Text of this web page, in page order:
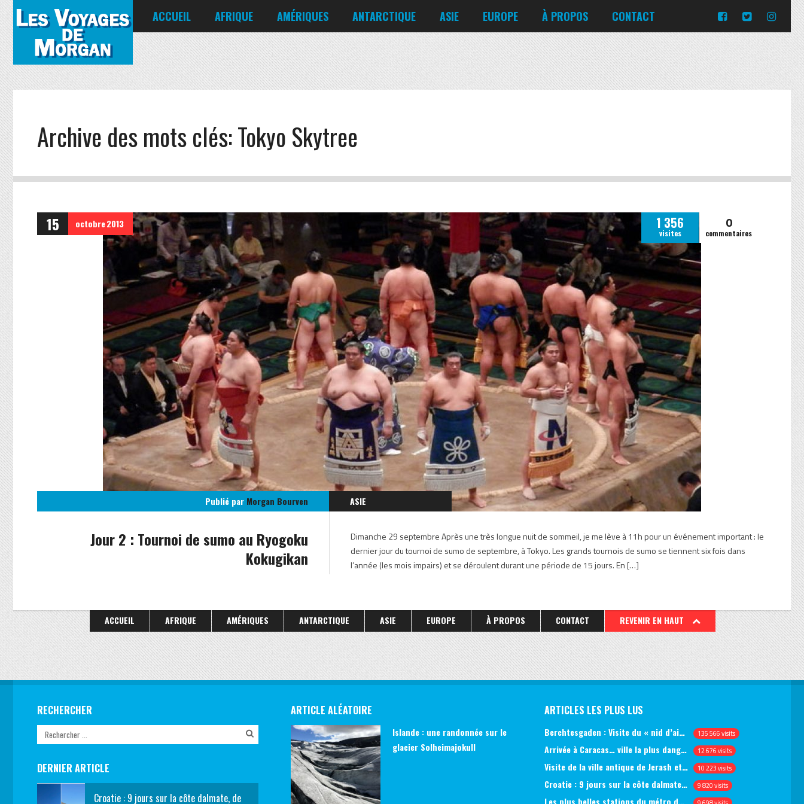
ACCUEIL AFRIQUE
Égypte
Kenya
AMÉRIQUES
Canada
Chili
États-Unis
Mexique
Nicaragua
ANTARCTIQUE ASIE
Bahreïn
Bangladesh
Corée du Sud
Emirats Arabes Unis
Japon
EUROPE
Allemagne
Biélorussie
Islande
Italie
Lituanie
Portugal
Ukraine
République tchèque
À PROPOS CONTACT
Turquie
Irlande
Moldavie
Norvège
Pologne
Russie
Slovaquie
Slovénie
Archive des mots clés:Tokyo Skytree
15 octobre2013 1 356
visites
0
commentaires
Publié par Morgan Bourven
ASIE
JAPON OCTOBRE 2013
Jour 2 : Tournoi de sumo au Ryogoku
Kokugikan
Dimanche 29 septembre Après une très longue nuit de sommeil, je me lève à 11h pour un événement important : le
dernier jour du tournoi de sumo de septembre, à Tokyo. Les grands tournois de sumo se tiennent six fois dans
l’année (les mois impairs) et se déroulent durant une période de 15 jours. En […]
ACCUEIL AFRIQUE AMÉRIQUES ANTARCTIQUE ASIE EUROPE À PROPOS CONTACT REVENIR EN HAUT
RECHERCHER
DERNIER ARTICLE
Croatie : 9 jours sur la côte dalmate, de
ARTICLE ALÉATOIRE
Islande : une randonnée sur le
glacier Solheimajokull
ARTICLES LES PLUS LUS
Berchtesgaden : Visite du « nid d’aigle » et des bunkers d’Hitler 135 566 visits
Arrivée à Caracas… ville la plus dangereuse du monde (jour 1) 12 676 visits
Visite de la ville antique de Jerash et du château d’Ajlun (jour 1) 10 223 visits
Croatie : 9 jours sur la côte dalmate, de Split à Dubrovnik, en passant par Hvar et Mjlet 9 820 visits
Les plus belles stations du métro de Saint-Pétersbourg